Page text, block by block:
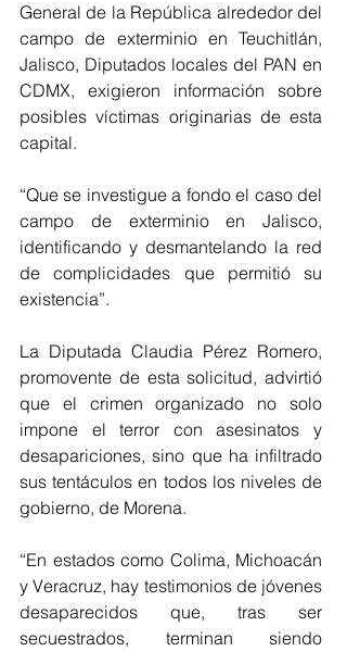
General de la República alrededor del
campo de exterminio en Teuchitlán,
Jalisco, Diputados locales del PAN en
CDMX, exigieron información sobre
posibles víctimas originarias de esta
capital.
“Que se investigue a fondo el caso del
campo de exterminio en Jalisco,
identificando y desmantelando la red
de complicidades que permitió su
existencia”.
La Diputada Claudia Pérez Romero,
promovente de esta solicitud, advirtió
que el crimen organizado no solo
impone el terror con asesinatos y
desapariciones, sino que ha infiltrado
sus tentáculos en todos los niveles de
gobierno, de Morena.
“En estados como Colima, Michoacán
y Veracruz, hay testimonios de jóvenes
desaparecidos que, tras ser
secuestrados, terminan siendo